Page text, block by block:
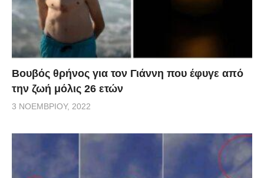
Βουβός θρήνος για τον Γιάννη που έφυγε από
την ζωή μόλις 26 ετών
3 ΝΟΕΜΒΡΊΟΥ, 2022